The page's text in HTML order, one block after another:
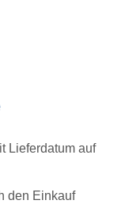
Lieferdatum auf
den Einkauf